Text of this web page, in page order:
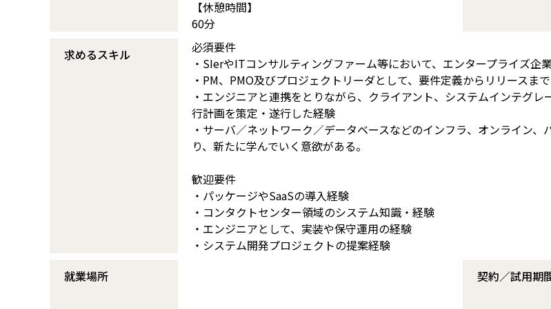
【休憩時間】
60分
求めるスキル
必須要件
・SIerやITコンサルティングファーム等において、エンタープライズ企
・PM、PMO及びプロジェクトリーダとして、要件定義からリリースま
・エンジニアと連携をとりながら、クライアント、システムインテグ
行計画を策定・遂行した経験
・サーバ／ネットワーク／データベースなどのインフラ、オンライン
り、新たに学んでいく意欲がある。
歓迎要件
・パッケージやSaaSの導入経験
・コンタクトセンター領域のシステム知識・経験
・エンジニアとして、実装や保守運用の経験
・システム開発プロジェクトの提案経験
就業場所
契約／試用期